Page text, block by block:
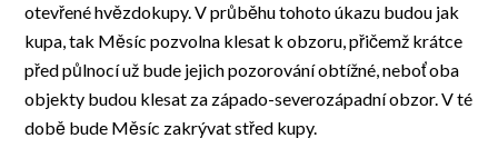
otevřené hvězdokupy. V průběhu tohoto úkazu budou jak
kupa, tak Měsíc pozvolna klesat k obzoru, přičemž krátce
před půlnocí už bude jejich pozorování obtížné, neboť oba
objekty budou klesat za západo-severozápadní obzor. V té
době bude Měsíc zakrývat střed kupy.